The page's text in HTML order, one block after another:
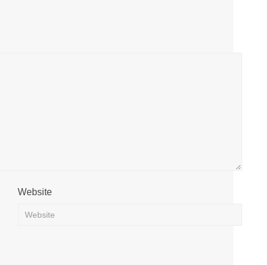
Website